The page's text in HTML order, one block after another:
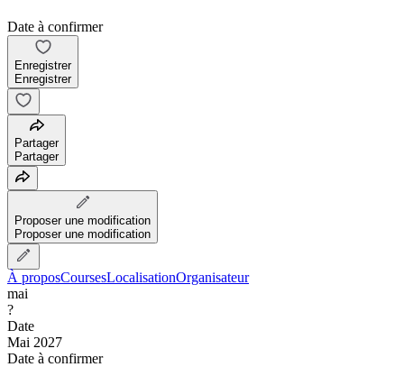
Date à confirmer
Enregistrer
Enregistrer
Partager
Partager
Proposer une modification
Proposer une modification
À proposCoursesLocalisationOrganisateur
mai
?
Date
Mai 2027
Date à confirmer